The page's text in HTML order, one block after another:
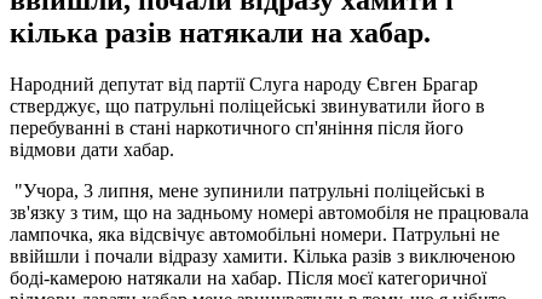
кілька разів натякали на хабар.
Народний депутат від партії Слуга народу Євген Брагар
стверджує, що патрульні поліцейські звинуватили його в
перебуванні в стані наркотичного сп'яніння після його
відмови дати хабар.
"Учора, 3 липня, мене зупинили патрульні поліцейські в
зв'язку з тим, що на задньому номері автомобіля не працювала
лампочка, яка відсвічує автомобільні номери. Патрульні не
ввійшли і почали відразу хамити. Кілька разів з виключеною
боді-камерою натякали на хабар. Після моєї категоричної